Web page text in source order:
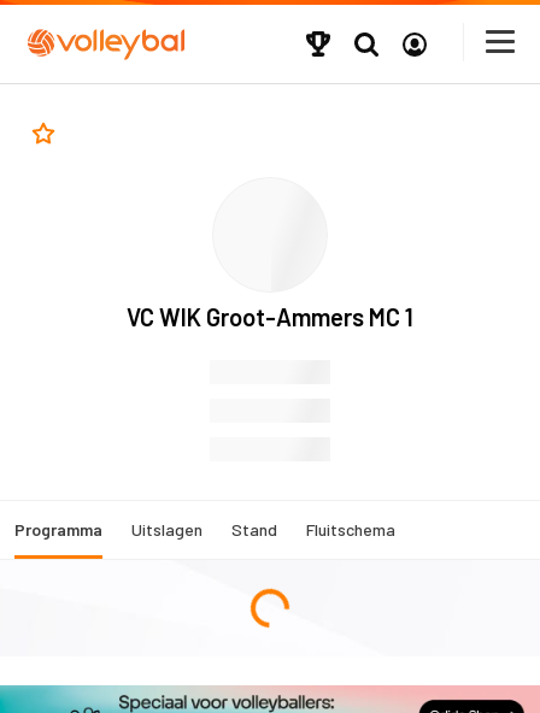
VC WIK Groot-Ammers MC 1
Programma Uitslagen Stand Fluitschema